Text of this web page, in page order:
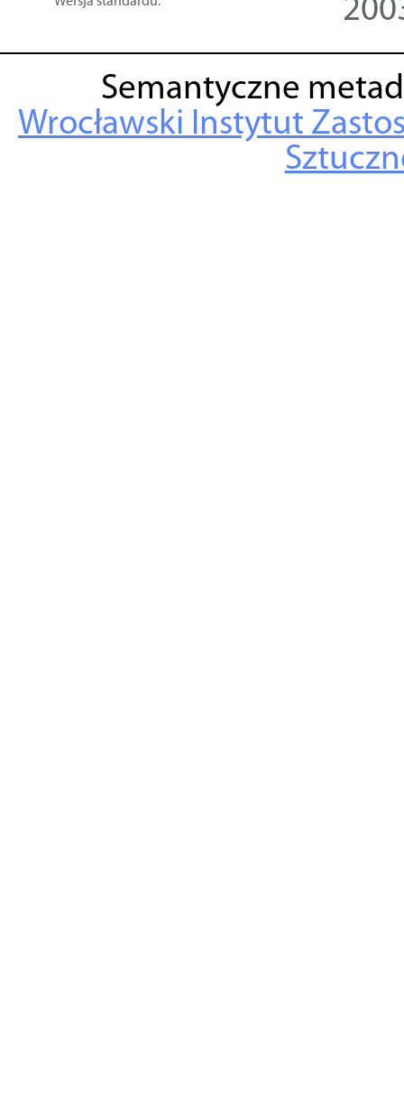
Semantyczne
Wrocławski Instytut